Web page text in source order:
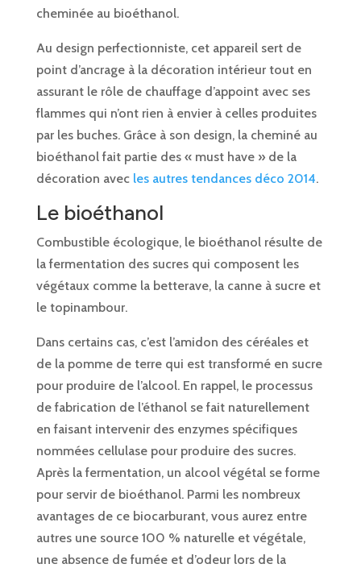
cheminée au bioéthanol.
Au design perfectionniste, cet appareil sert de
point d’ancrage à la décoration intérieur tout en
assurant le rôle de chauffage d’appoint avec ses
flammes qui n’ont rien à envier à celles produites
par les buches. Grâce à son design, la cheminé au
bioéthanol fait partie des « must have » de la
décoration avec les autres tendances déco 2014.
Le bioéthanol
Combustible écologique, le bioéthanol résulte de
la fermentation des sucres qui composent les
végétaux comme la betterave, la canne à sucre et
le topinambour.
Dans certains cas, c’est l’amidon des céréales et
de la pomme de terre qui est transformé en sucre
pour produire de l’alcool. En rappel, le processus
de fabrication de l’éthanol se fait naturellement
en faisant intervenir des enzymes spécifiques
nommées cellulase pour produire des sucres.
Après la fermentation, un alcool végétal se forme
pour servir de bioéthanol. Parmi les nombreux
avantages de ce biocarburant, vous aurez entre
autres une source 100 % naturelle et végétale,
une absence de fumée et d’odeur lors de la